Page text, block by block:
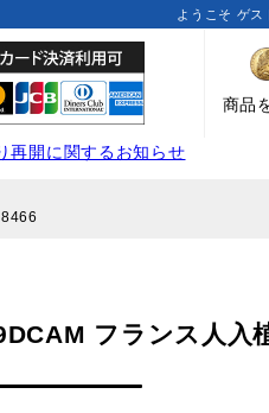
ようこそ ゲ
商品
開に関するお知らせ
フランス人入